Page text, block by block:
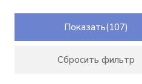
Подставка
Салфетница
Сахарница
Показать
Сбросить фильтр